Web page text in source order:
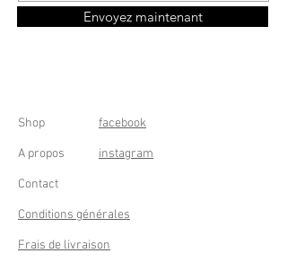
Envoyez maintenant
Shop
A propos
Contact
Conditions générales
Frais de livraison
facebook
instagram